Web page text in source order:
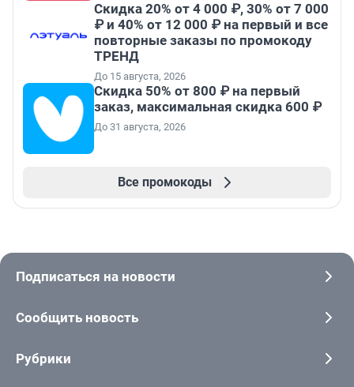
Скидка 20% от 4 000 ₽, 30% от 7 000
₽ и 40% от 12 000 ₽ на первый и все
повторные заказы по промокоду
ТРЕНД
До 15 августа, 2026
Скидка 50% от 800 ₽ на первый
заказ, максимальная скидка 600 ₽
До 31 августа, 2026
Все промокоды
Подписаться на новости
Сообщить новость
Рубрики